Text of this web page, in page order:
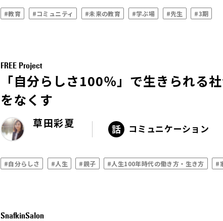
#教育 #コミュニティ #未来の教育 #学ぶ場 #先生 #3期
FREE Project
「自分らしさ100％」で生きられる
をなくす
草田彩夏 コミュニケーション
#自分らしさ #人生 #親子 #人生100年時代の働き方・生き方 #
SnafkinSalon